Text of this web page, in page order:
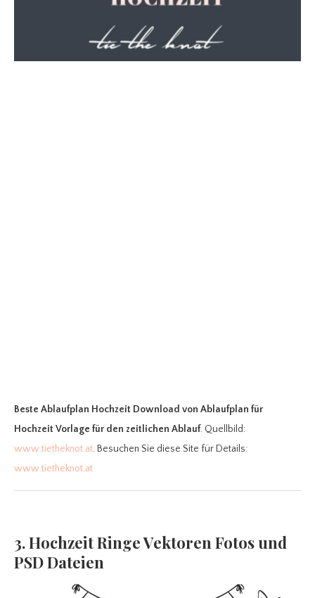
Beste Ablaufplan Hochzeit Download von Ablaufplan für
Hochzeit Vorlage für den zeitlichen Ablauf. Quellbild:
www.tietheknot.at. Besuchen Sie diese Site für Details:
www.tietheknot.at
3. Hochzeit Ringe Vektoren Fotos und
PSD Dateien